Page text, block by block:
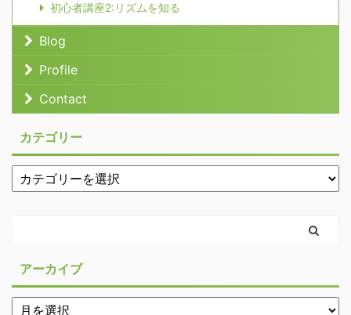
初心者講座2:リズムを知る
Blog
Profile
Contact
カテゴリー
アーカイブ